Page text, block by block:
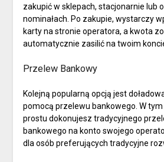
zakupić w sklepach, stacjonarnie lub
nominałach. Po zakupie, wystarczy
karty na stronie operatora, a kwota
automatycznie zasilić na twoim
Przelew Bankowy
Kolejną popularną opcją jest
pomocą przelewu bankowego. W
prostu dokonujesz tradycyjnego
bankowego na konto swojego
dla osób preferujących tradycyjne